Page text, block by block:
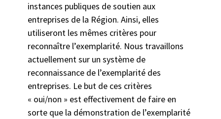
instances publiques de soutien aux
entreprises de la Région. Ainsi, elles
utiliseront les mêmes critères pour
reconnaître l’exemplarité. Nous travaillons
actuellement sur un système de
reconnaissance de l’exemplarité des
entreprises. Le but de ces critères
« oui/non » est effectivement de faire en
sorte que la démonstration de l’exemplarité